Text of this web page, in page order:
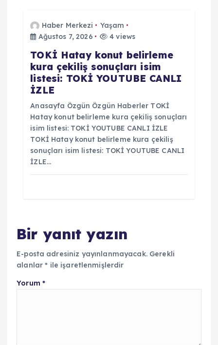
Haber Merkezi
Yaşam
Ağustos 7, 2026
4 views
TOKİ Hatay konut belirleme
kura çekiliş sonuçları isim
listesi: TOKİ YOUTUBE CANLI
İZLE
Anasayfa Özgün Özgün Haberler TOKİ
Hatay konut belirleme kura çekiliş sonuçları
isim listesi: TOKİ YOUTUBE CANLI İZLE
TOKİ Hatay konut belirleme kura çekiliş
sonuçları isim listesi: TOKİ YOUTUBE CANLI
İZLE…
Bir yanıt yazın
E-posta adresiniz yayınlanmayacak. Gerekli
alanlar* ile işaretlenmişlerdir
Yorum *